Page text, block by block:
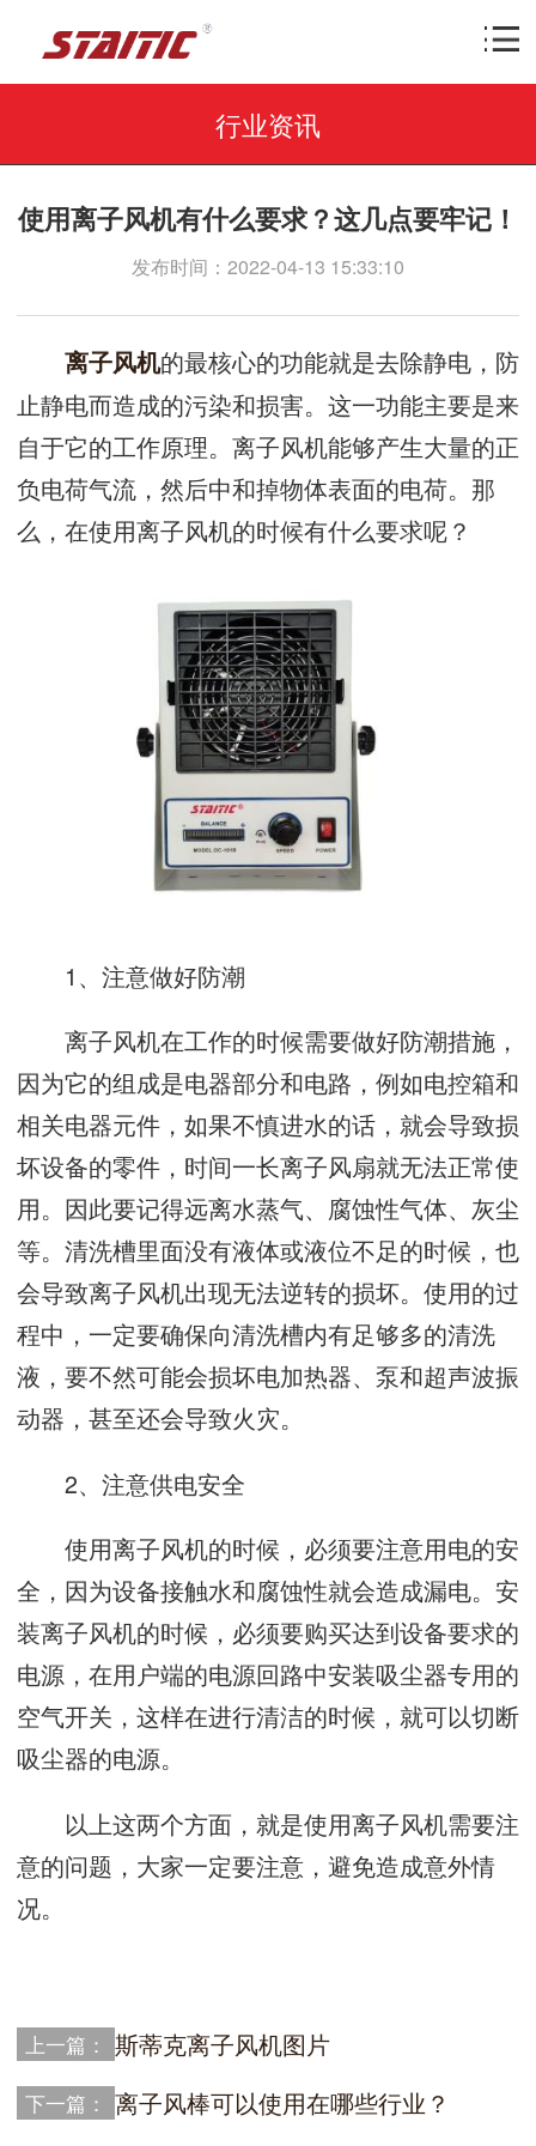
行业资讯
使用离子风机有什么要求？这几点要牢记！
发布时间：2022-04-13 15:33:10
离子风机的最核心的功能就是去除静电，防
止静电而造成的污染和损害。这一功能主要是来
自于它的工作原理。离子风机能够产生大量的正
负电荷气流，然后中和掉物体表面的电荷。那
么，在使用离子风机的时候有什么要求呢？
1、注意做好防潮
离子风机在工作的时候需要做好防潮措施，
因为它的组成是电器部分和电路，例如电控箱和
相关电器元件，如果不慎进水的话，就会导致损
坏设备的零件，时间一长离子风扇就无法正常使
用。因此要记得远离水蒸气、腐蚀性气体、灰尘
等。清洗槽里面没有液体或液位不足的时候，也
会导致离子风机出现无法逆转的损坏。使用的过
程中，一定要确保向清洗槽内有足够多的清洗
液，要不然可能会损坏电加热器、泵和超声波振
动器，甚至还会导致火灾。
2、注意供电安全
使用离子风机的时候，必须要注意用电的安
全，因为设备接触水和腐蚀性就会造成漏电。安
装离子风机的时候，必须要购买达到设备要求的
电源，在用户端的电源回路中安装吸尘器专用的
空气开关，这样在进行清洁的时候，就可以切断
吸尘器的电源。
以上这两个方面，就是使用离子风机需要注
意的问题，大家一定要注意，避免造成意外情
况。
上一篇： 斯蒂克离子风机图片
下一篇： 离子风棒可以使用在哪些行业？